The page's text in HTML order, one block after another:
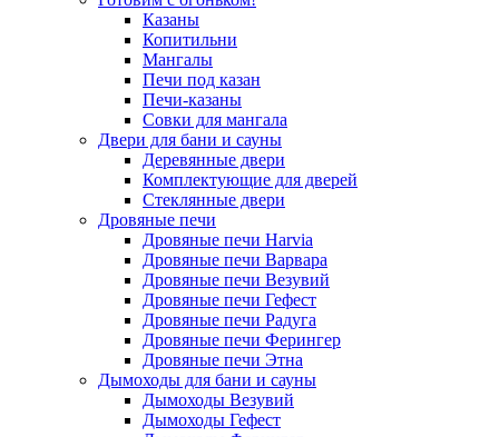
Казаны
Копитильни
Мангалы
Печи под казан
Печи-казаны
Совки для мангала
Двери для бани и сауны
Деревянные двери
Комплектующие для дверей
Стеклянные двери
Дровяные печи
Дровяные печи Harvia
Дровяные печи Варвара
Дровяные печи Везувий
Дровяные печи Гефест
Дровяные печи Радуга
Дровяные печи Ферингер
Дровяные печи Этна
Дымоходы для бани и сауны
Дымоходы Везувий
Дымоходы Гефест